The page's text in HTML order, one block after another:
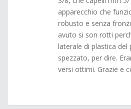
apparecchio che
robusto e senza
avuto si son rotti
laterale di plastica del
spezzato, per dire.
versi ottimi. Grazie e